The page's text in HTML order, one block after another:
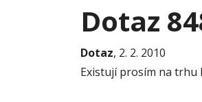
Dotaz
Dotaz, 2. 2. 2010
Existují prosím na trhu